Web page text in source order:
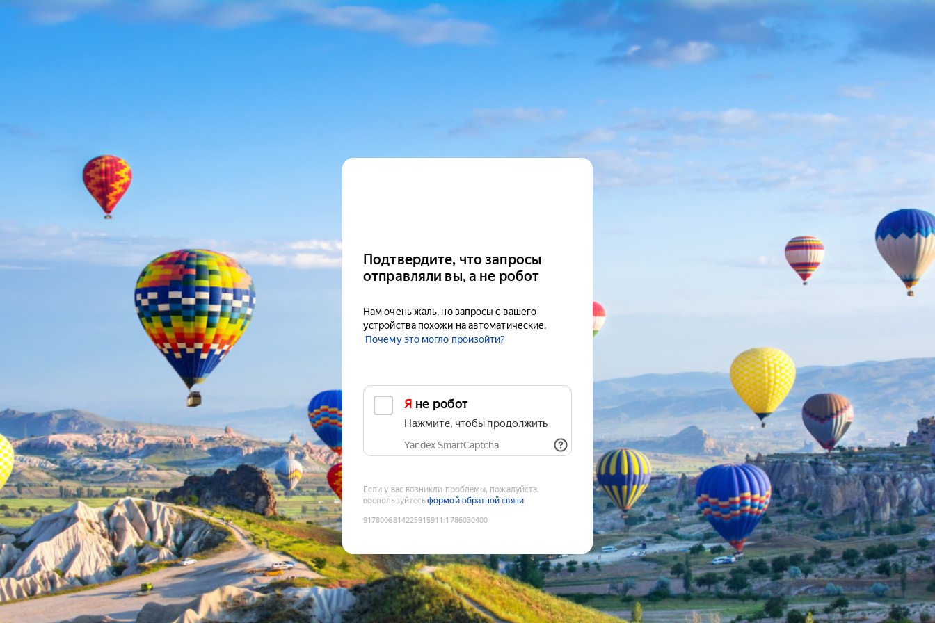
Подтвердите, что запросы
отправляли вы, а не робот
Нам очень жаль, но запросы с вашего
устройства похожи на автоматические.
Почему это могло произойти?
Я не робот
Нажмите, чтобы продолжить
Yandex SmartCaptcha
Если у вас возникли проблемы, пожалуйста,
воспользуйтесьформой обратной связи
9178006814225915911 :1786030400